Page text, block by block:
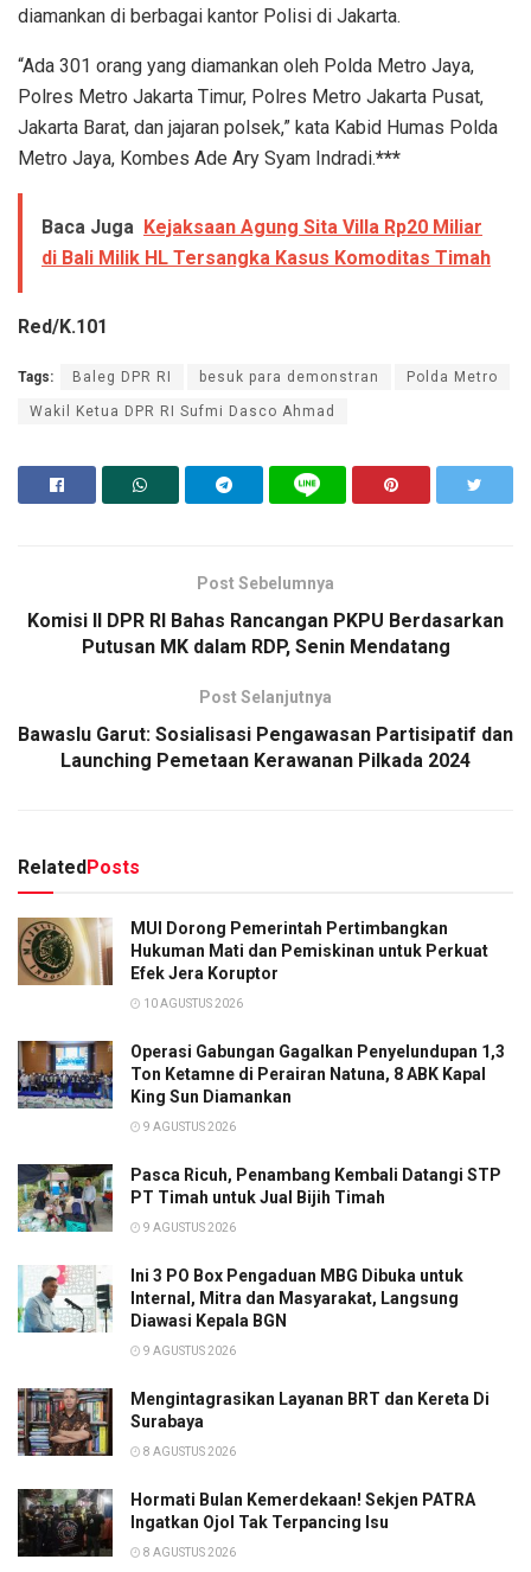
diamankan di berbagai kantor Polisi di Jakarta.
“Ada 301 orang yang diamankan oleh Polda Metro Jaya,
Polres Metro Jakarta Timur, Polres Metro Jakarta Pusat,
Jakarta Barat, dan jajaran polsek,” kata Kabid Humas Polda
Metro Jaya, Kombes Ade Ary Syam Indradi.***
Baca Juga Kejaksaan Agung Sita Villa Rp20 Miliar
di Bali Milik HL Tersangka Kasus Komoditas Timah
Red/K.101
Tags: Baleg DPR RI besuk para demonstran Polda Metro
Wakil Ketua DPR RI Sufmi Dasco Ahmad
Post Sebelumnya
Komisi II DPR RI Bahas Rancangan PKPU Berdasarkan
Putusan MK dalam RDP, Senin Mendatang
Post Selanjutnya
Bawaslu Garut: Sosialisasi Pengawasan Partisipatif dan
Launching Pemetaan Kerawanan Pilkada 2024
RelatedPosts
MUI Dorong Pemerintah Pertimbangkan
Hukuman Mati dan Pemiskinan untuk Perkuat
Efek Jera Koruptor
10 AGUSTUS 2026
Operasi Gabungan Gagalkan Penyelundupan 1,3
Ton Ketamne di Perairan Natuna, 8 ABK Kapal
King Sun Diamankan
9 AGUSTUS 2026
Pasca Ricuh, Penambang Kembali Datangi STP
PT Timah untuk Jual Bijih Timah
9 AGUSTUS 2026
Ini 3 PO Box Pengaduan MBG Dibuka untuk
Internal, Mitra dan Masyarakat, Langsung
Diawasi Kepala BGN
9 AGUSTUS 2026
Mengintagrasikan Layanan BRT dan Kereta Di
Surabaya
8 AGUSTUS 2026
Hormati Bulan Kemerdekaan! Sekjen PATRA
Ingatkan Ojol Tak Terpancing Isu
8 AGUSTUS 2026